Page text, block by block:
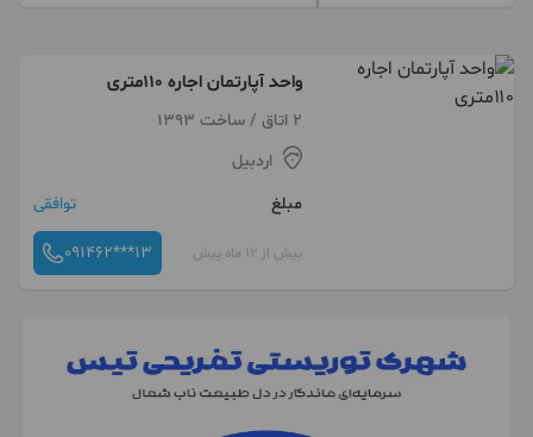
واحد آپارتمان اجاره ۱۱۰متری
2 اتاق / ساخت 1393
اردبیل
مبلغ
توافقی
بیش از 12 ماه پیش 091462***13